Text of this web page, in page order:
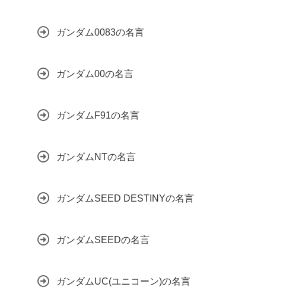
ガンダム0083の名言
ガンダム00の名言
ガンダムF91の名言
ガンダムNTの名言
ガンダムSEED DESTINYの名言
ガンダムSEEDの名言
ガンダムUC(ユニコーン)の名言